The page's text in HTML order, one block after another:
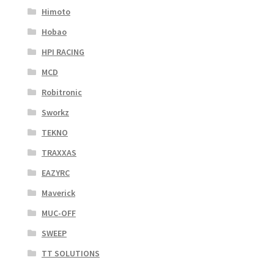
Himoto
Hobao
HPI RACING
MCD
Robitronic
Sworkz
TEKNO
TRAXXAS
EAZYRC
Maverick
MUC-OFF
SWEEP
TT SOLUTIONS